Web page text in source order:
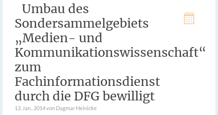
Umbau des
Sondersammelgebiets
„Medien- und
Kommunikationswissenschaft“
zum
Fachinformationsdienst
durch die DFG bewilligt
13. Jan.. 2014von Dagmar Heinicke